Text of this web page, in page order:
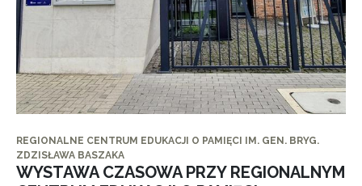
REGIONALNE CENTRUM EDUKACJI O PAMIĘCI IM. GEN. BRYG.
ZDZISŁAWA BASZAKA
WYSTAWA CZASOWA PRZY REGIONALNYM